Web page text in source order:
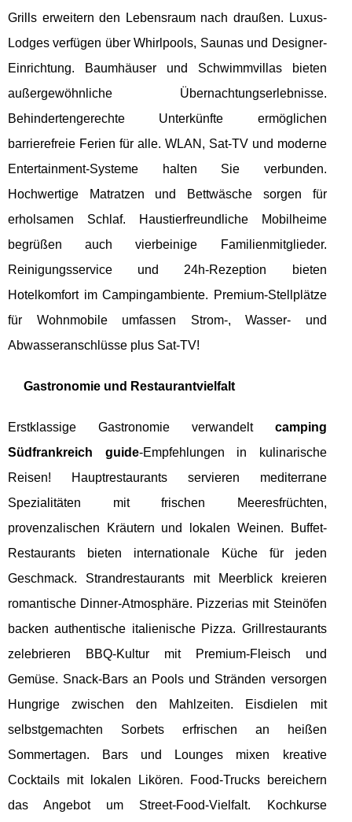
Grills erweitern den Lebensraum nach draußen. Luxus-
Lodges verfügen über Whirlpools, Saunas und Designer-
Einrichtung. Baumhäuser und Schwimmvillas bieten
außergewöhnliche Übernachtungserlebnisse.
Behindertengerechte Unterkünfte ermöglichen
barrierefreie Ferien für alle. WLAN, Sat-TV und moderne
Entertainment-Systeme halten Sie verbunden.
Hochwertige Matratzen und Bettwäsche sorgen für
erholsamen Schlaf. Haustierfreundliche Mobilheime
begrüßen auch vierbeinige Familienmitglieder.
Reinigungsservice und 24h-Rezeption bieten
Hotelkomfort im Campingambiente. Premium-Stellplätze
für Wohnmobile umfassen Strom-, Wasser- und
Abwasseranschlüsse plus Sat-TV!
Gastronomie und Restaurantvielfalt
Erstklassige Gastronomie verwandelt camping
Südfrankreich guide-Empfehlungen in kulinarische
Reisen! Hauptrestaurants servieren mediterrane
Spezialitäten mit frischen Meeresfrüchten,
provenzalischen Kräutern und lokalen Weinen. Buffet-
Restaurants bieten internationale Küche für jeden
Geschmack. Strandrestaurants mit Meerblick kreieren
romantische Dinner-Atmosphäre. Pizzerias mit Steinöfen
backen authentische italienische Pizza. Grillrestaurants
zelebrieren BBQ-Kultur mit Premium-Fleisch und
Gemüse. Snack-Bars an Pools und Stränden versorgen
Hungrige zwischen den Mahlzeiten. Eisdielen mit
selbstgemachten Sorbets erfrischen an heißen
Sommertagen. Bars und Lounges mixen kreative
Cocktails mit lokalen Likören. Food-Trucks bereichern
das Angebot um Street-Food-Vielfalt. Kochkurse